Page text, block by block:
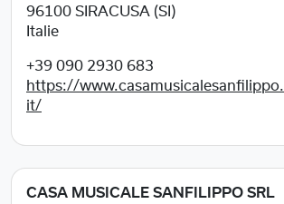
96100 SIRACUSA (SI)
Italie
+39 090 2930 683
https://www.casamusicalesanfilippo.
it/
CASA MUSICALE SANFILIPPO SRL